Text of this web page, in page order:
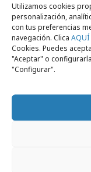
Utilizamos cookies
personalización,
con tus preferencias
navegación. Clica AQUÍ
Cookies. Puedes
"Aceptar" o
"Configurar".
El Chupete
inscripciones